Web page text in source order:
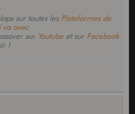
sur toutes les Plateformes de
va avec
sur Youtubeet sur Facebook
!